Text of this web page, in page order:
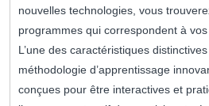
nouvelles technologies, vous
programmes qui correspondent à
L’une des caractéristiques
méthodologie d’apprentissage
conçues pour être interactives et